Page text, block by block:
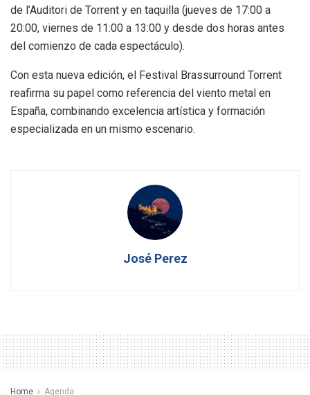
de l’Auditori de Torrent y en taquilla (jueves de 17:00 a
20:00, viernes de 11:00 a 13:00 y desde dos horas antes
del comienzo de cada espectáculo).
Con esta nueva edición, el Festival Brassurround Torrent
reafirma su papel como referencia del viento metal en
España, combinando excelencia artística y formación
especializada en un mismo escenario.
José Perez
Home Agenda